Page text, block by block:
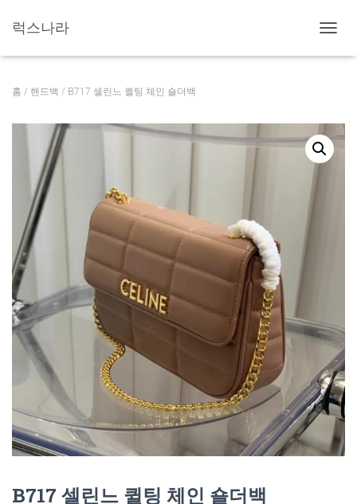
럭스나라
비
홈 / 핸드백 / B717 셀린느 퀼팅 체인 숄더백
B717 셀린느 퀼팅 체인 숄더백